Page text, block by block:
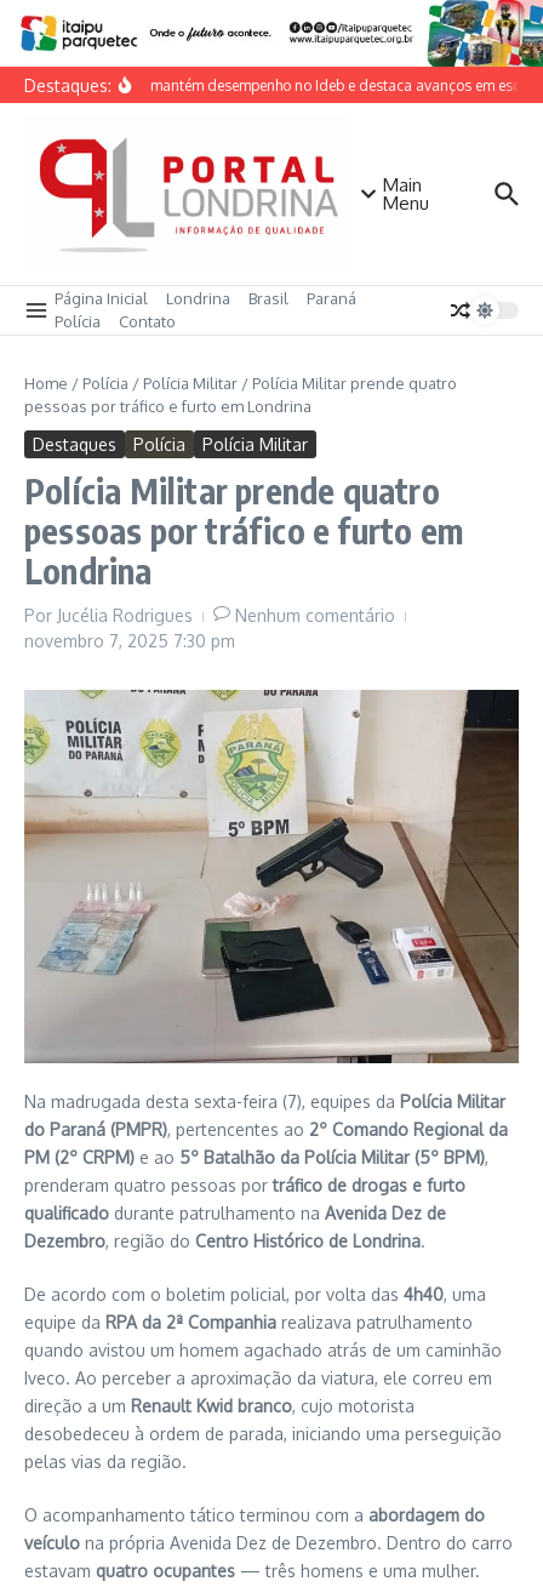
Ir para o conteúdo
Destaques:Londrina mantém desempenho no Ideb e destaca avanços em
Main
Menu
Página Inicial Londrina Brasil
Paraná
Polícia
Contato
Home / Polícia / Polícia Militar / Polícia Militar prende quatro
pessoas por tráfico e furto em Londrina
Destaques Polícia Polícia Militar
Polícia Militar prende quatro
pessoas por tráfico e furto em
Londrina
Por Jucélia Rodrigues
Nenhum comentário
novembro 7, 2025 7:30 pm
Na madrugada desta sexta-feira (7), equipes da Polícia Militar
do Paraná (PMPR), pertencentes ao 2º Comando Regional da
PM (2º CRPM) e ao 5º Batalhão da Polícia Militar (5º BPM),
prenderam quatro pessoas portráfico de drogas e furto
qualificado durante patrulhamento na Avenida Dez de
Dezembro, região do Centro Histórico de Londrina.
De acordo com o boletim policial, por volta das 4h40, uma
equipe da RPA da 2ª Companhia realizava patrulhamento
quando avistou um homem agachado atrás de um caminhão
Iveco. Ao perceber a aproximação da viatura, ele correu em
direção a um Renault Kwid branco, cujo motorista
desobedeceu à ordem de parada, iniciando uma perseguição
pelas vias da região.
O acompanhamento tático terminou com a abordagem do
veículo na própria Avenida Dez de Dezembro. Dentro do carro
estavam quatro ocupantes — três homens e uma mulher.